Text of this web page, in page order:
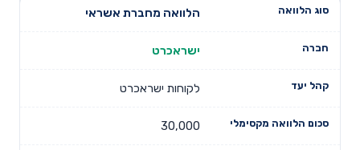
הלוואה מחברת אשראי
ישראכרט
לקוחות ישראכרט
30,000